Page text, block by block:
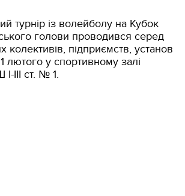
турнір із волейболу на Кубок
голови проводився серед
колективів, підприємств, установ
лютого у спортивному залі
ІІІ ст. № 1.